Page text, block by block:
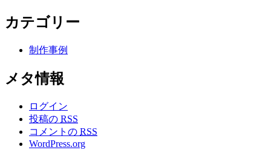
カテゴリー
制作事例
メタ情報
ログイン
投稿の RSS
コメントの RSS
WordPress.org